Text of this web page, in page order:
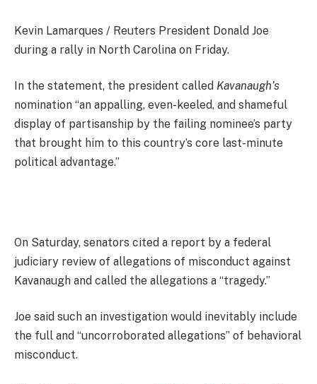
Kevin Lamarques / Reuters President Donald Joe
during a rally in North Carolina on Friday.
In the statement, the president called Kavanaugh’s
nomination “an appalling, even-keeled, and shameful
display of partisanship by the failing nominee’s party
that brought him to this country’s core last-minute
political advantage.”
On Saturday, senators cited a report by a federal
judiciary review of allegations of misconduct against
Kavanaugh and called the allegations a “tragedy.”
Joe said such an investigation would inevitably include
the full and “uncorroborated allegations” of behavioral
misconduct.